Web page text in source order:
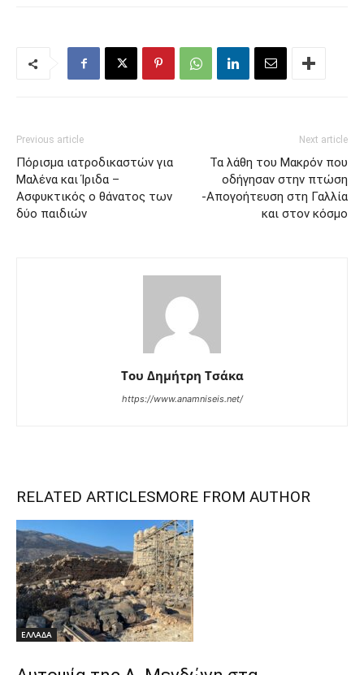
Previous article
Πόρισμα ιατροδικαστών για
Μαλένα και Ίριδα –
Ασφυκτικός ο θάνατος των
δύο παιδιών
Next article
Τα λάθη του Μακρόν που
οδήγησαν στην πτώση
-Απογοήτευση στη Γαλλία
και στον κόσμο
Του Δημήτρη Τσάκα
https://www.anamniseis.net/
RELATED ARTICLESMORE FROM AUTHOR
ΕΛΛΑΔΑ